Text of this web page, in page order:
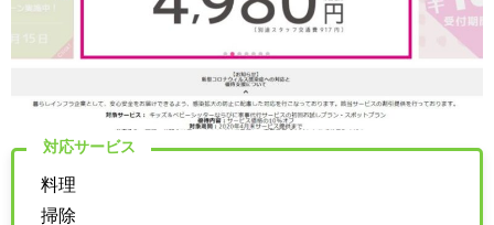
対応サービス
料理
掃除